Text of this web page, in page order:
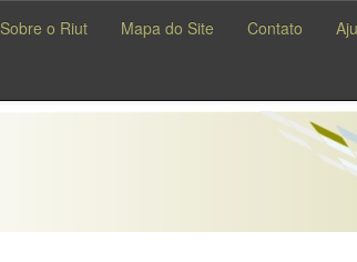
Sobre o Riut Mapa do Site Contato